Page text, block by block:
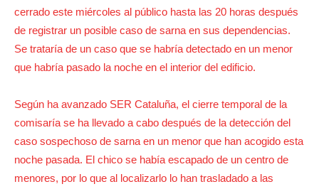
cerrado este miércoles al público hasta las 20 horas después
de registrar un posible caso de sarna en sus dependencias.
Se trataría de un caso que se habría detectado en un menor
que habría pasado la noche en el interior del edificio.
Según ha avanzado SER Cataluña, el cierre temporal de la
comisaría se ha llevado a cabo después de la detección del
caso sospechoso de sarna en un menor que han acogido esta
noche pasada. El chico se había escapado de un centro de
menores, por lo que al localizarlo lo han trasladado a las